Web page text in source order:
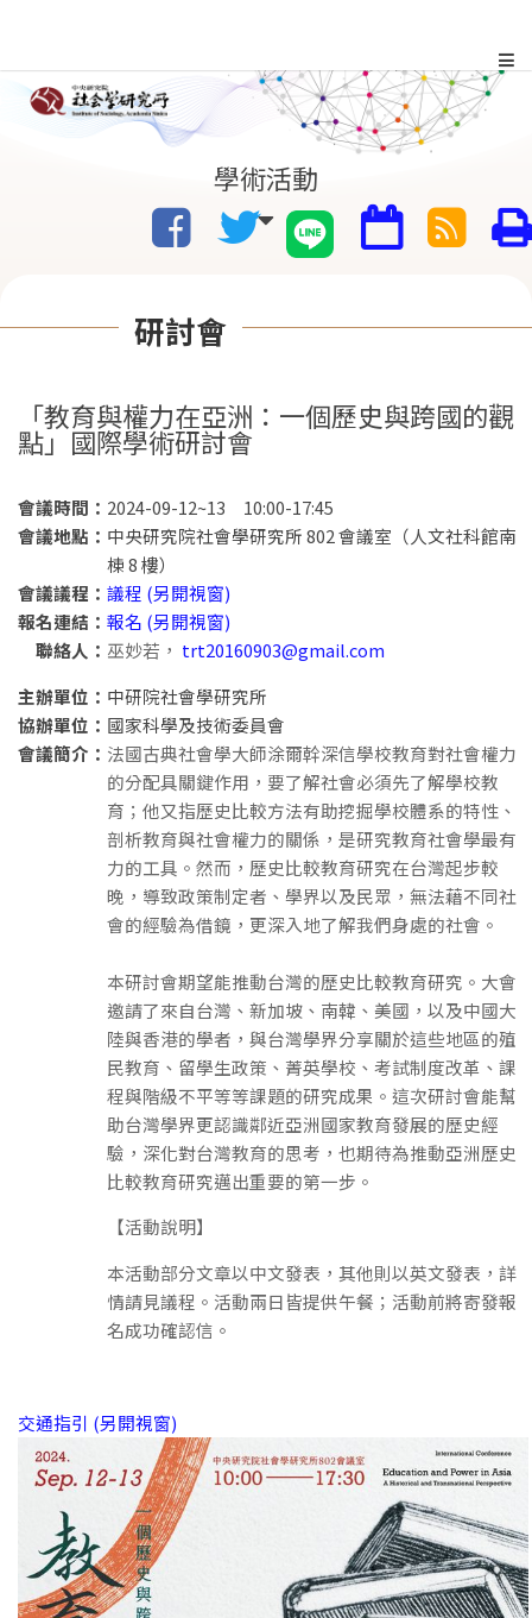
到
學術活動
研討會
「教育與權力在亞洲：一個歷史與跨國的觀
點」國際學術研討會
會議時間： 2024-09-12~13 10:00-17:45
會議地點： 中央研究院社會學研究所 802 會議室（人文社科館南
棟 8 樓）
會議議程： 議程 (另開視窗)
報名連結： 報名 (另開視窗)
聯絡人： 巫妙若， trt20160903@gmail.com
主辦單位： 中研院社會學研究所
協辦單位： 國家科學及技術委員會
會議簡介： 法國古典社會學大師涂爾幹深信學校教育對社會權力
的分配具關鍵作用，要了解社會必須先了解學校教
育；他又指歷史比較方法有助挖掘學校體系的特性、
剖析教育與社會權力的關係，是研究教育社會學最有
力的工具。然而，歷史比較教育研究在台灣起步較
晚，導致政策制定者、學界以及民眾，無法藉不同社
會的經驗為借鏡，更深入地了解我們身處的社會。
本研討會期望能推動台灣的歷史比較教育研究。大會
邀請了來自台灣、新加坡、南韓、美國，以及中國大
陸與香港的學者，與台灣學界分享關於這些地區的殖
民教育、留學生政策、菁英學校、考試制度改革、課
程與階級不平等等課題的研究成果。這次研討會能幫
助台灣學界更認識鄰近亞洲國家教育發展的歷史經
驗，深化對台灣教育的思考，也期待為推動亞洲歷史
比較教育研究邁出重要的第一步。
【活動說明】
本活動部分文章以中文發表，其他則以英文發表，詳
情請見議程。活動兩日皆提供午餐；活動前將寄發報
名成功確認信。
交通指引 (另開視窗)